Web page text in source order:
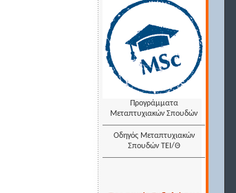
Προγράμματα
Μεταπτυχιακών Σπουδών
Οδηγός Μεταπτυχιακών
Σπουδών ΤΕΙ/Θ